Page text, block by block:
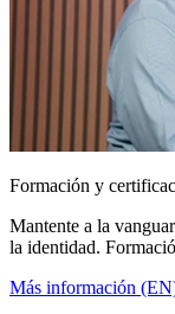
Formación y
Mantente a la
la identidad.
Más información